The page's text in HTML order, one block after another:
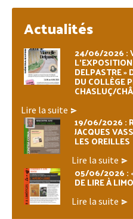
Barre
latérale
principale
Actualités
24/06/2026 :
DELPASTRE »
DU COLLÈGE
CHASLUÇ/
...
Lire la suite
19/06/2026 :
JACQUES
LES OREILLES
...
Lire la suite
05/06/2026 : «
DE LIRE À
...
Lire la suite